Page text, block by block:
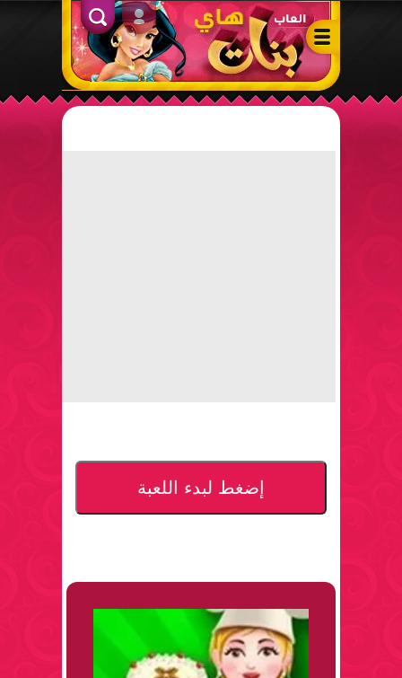
ألعاب بنات هاي – أفضل ألعاب تلبيس، مكياج، طبخ وأنشطة ممتعة
الدخول
إضغط لبدء اللعبة